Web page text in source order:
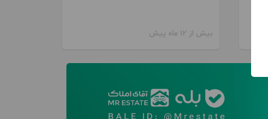
بیش از 12 ماه پیش